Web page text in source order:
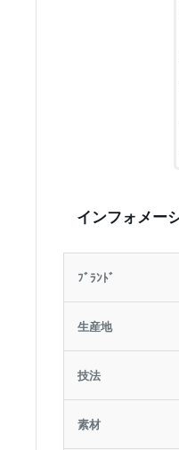
インフォメー
ﾌﾞﾗﾝﾄﾞ
生産地
技法
素材